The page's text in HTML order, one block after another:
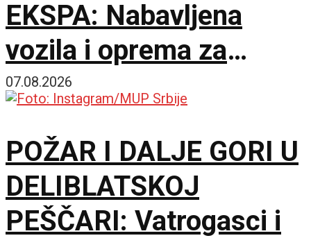
EKSPA: Nabavljena
vozila i oprema za
čišćenje i održavanje
07.08.2026
POŽAR I DALJE GORI U
DELIBLATSKOJ
PEŠČARI: Vatrogasci i